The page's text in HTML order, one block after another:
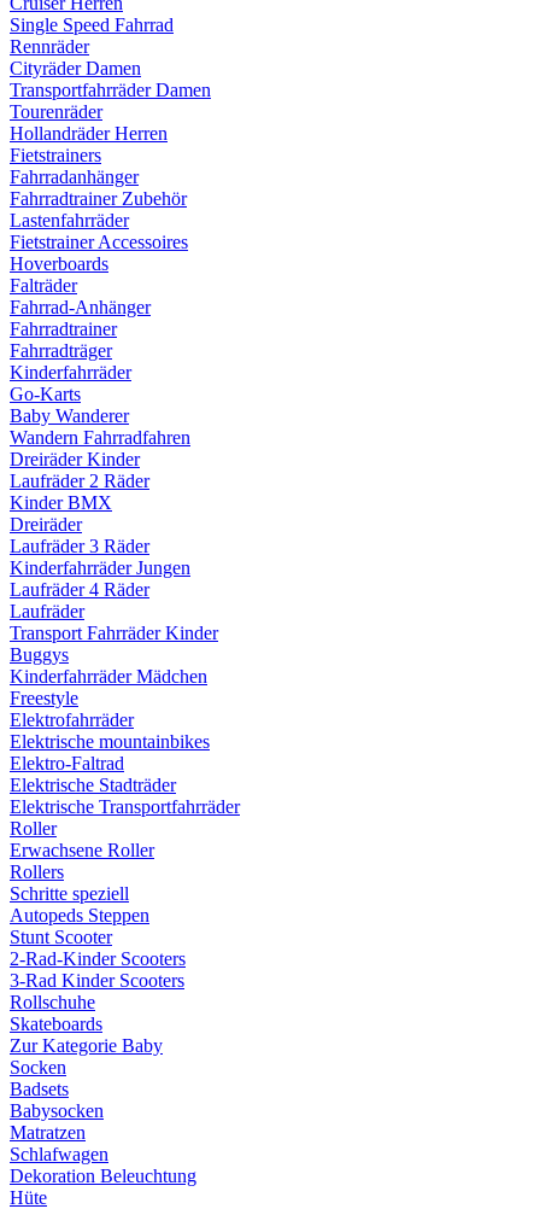
Single Speed Fahrrad
Rennräder
Cityräder Damen
Transportfahrräder Damen
Tourenräder
Hollandräder Herren
Fietstrainers
Fahrradanhänger
Fahrradtrainer Zubehör
Lastenfahrräder
Fietstrainer Accessoires
Hoverboards
Falträder
Fahrrad-Anhänger
Fahrradtrainer
Fahrradträger
Kinderfahrräder
Go-Karts
Baby Wanderer
Wandern Fahrradfahren
Dreiräder Kinder
Laufräder 2 Räder
Kinder BMX
Dreiräder
Laufräder 3 Räder
Kinderfahrräder Jungen
Laufräder 4 Räder
Laufräder
Transport Fahrräder Kinder
Buggys
Kinderfahrräder Mädchen
Freestyle
Elektrofahrräder
Elektrische mountainbikes
Elektro-Faltrad
Elektrische Stadträder
Elektrische Transportfahrräder
Roller
Erwachsene Roller
Rollers
Schritte speziell
Autopeds Steppen
Stunt Scooter
2-Rad-Kinder Scooters
3-Rad Kinder Scooters
Rollschuhe
Skateboards
Zur Kategorie Baby
Socken
Badsets
Babysocken
Matratzen
Schlafwagen
Dekoration Beleuchtung
Hüte